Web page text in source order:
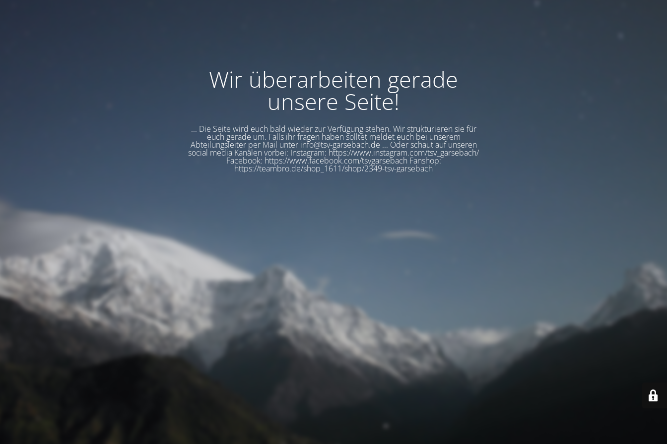
Wir überarbeiten gerade
unsere Seite!
... Die Seite wird euch bald wieder zur Verfügung stehen. Wir strukturieren sie für
euch gerade um. Falls ihr fragen haben solltet meldet euch bei unserem
Abteilungsleiter per Mail unter info@tsv-garsebach.de ... Oder schaut auf unseren
social media Kanälen vorbei: Instagram: https://www.instagram.com/tsv_garsebach/
Facebook: https://www.facebook.com/tsvgarsebach Fanshop:
https://teambro.de/shop_1611/shop/2349-tsv-garsebach